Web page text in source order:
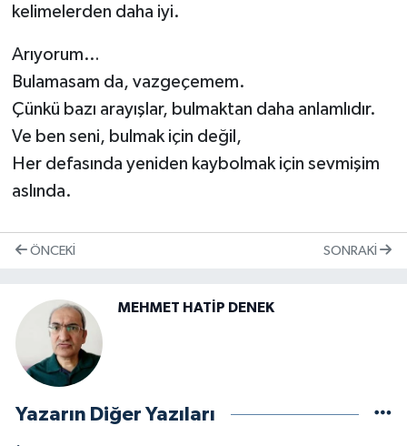
kelimelerden daha iyi.
Arıyorum…
Bulamasam da, vazgeçemem.
Çünkü bazı arayışlar, bulmaktan daha anlamlıdır.
Ve ben seni, bulmak için değil,
Her defasında yeniden kaybolmak için sevmişim
aslında.
ÖNCEKI SONRAKI
MEHMET HATİP DENEK
Yazarın Diğer Yazıları